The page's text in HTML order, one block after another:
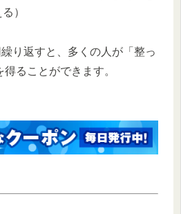
）
り返すと、多くの人が「整っ
ることができます。